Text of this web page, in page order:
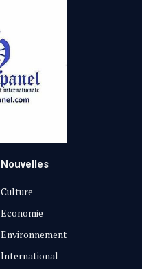
Nouvelles
Culture
Economie
Environnement
International